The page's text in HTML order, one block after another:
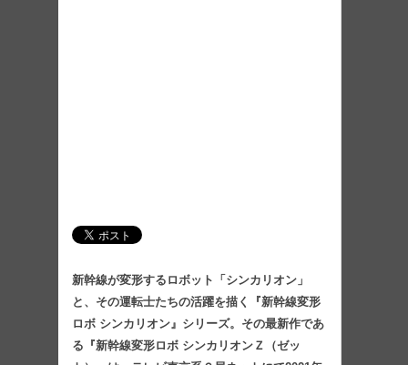
新幹線が変形するロボット「シンカリオン」
と、その運転士たちの活躍を描く『新幹線変形
ロボ シンカリオン』シリーズ。その最新作であ
る『新幹線変形ロボ シンカリオンＺ（ゼッ